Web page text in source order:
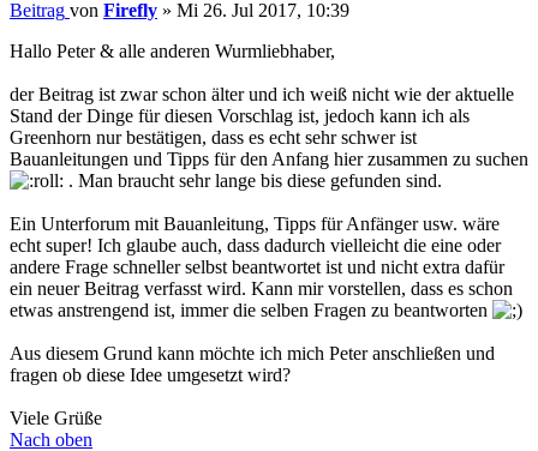
Beitrag von Firefly » Mi 26. Jul 2017, 10:39
Hallo Peter & alle anderen Wurmliebhaber,
der Beitrag ist zwar schon älter und ich weiß nicht wie der aktuelle
Stand der Dinge für diesen Vorschlag ist, jedoch kann ich als
Greenhorn nur bestätigen, dass es echt sehr schwer ist
Bauanleitungen und Tipps für den Anfang hier zusammen zu suchen
. Man braucht sehr lange bis diese gefunden sind.
Ein Unterforum mit Bauanleitung, Tipps für Anfänger usw. wäre
echt super! Ich glaube auch, dass dadurch vielleicht die eine oder
andere Frage schneller selbst beantwortet ist und nicht extra dafür
ein neuer Beitrag verfasst wird. Kann mir vorstellen, dass es schon
etwas anstrengend ist, immer die selben Fragen zu beantworten
Aus diesem Grund kann möchte ich mich Peter anschließen und
fragen ob diese Idee umgesetzt wird?
Viele Grüße
Nach oben